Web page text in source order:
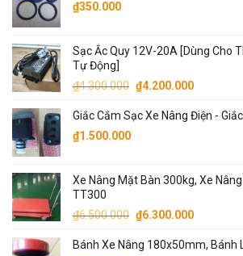
₫350.000
Sạc Ắc Quy 12V-20A [Dùng Cho
Tự Động]
₫4.300.000 Giá
là:
₫4.200.000Giá
tại
Giắc Cắm Sạc Xe Nâng Điện -
₫1.500.000
Xe Nâng Mặt Bàn 300kg, Xe
TT300
₫6.500.000 Giá
là:
₫6.300.000Giá
tại
Bánh Xe Nâng 180x50mm, Bánh